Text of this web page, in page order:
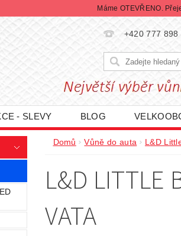
Máme OTEVŘENO.
+420 777 898
- SLEVY BLOG
PODMÍNKY OCHRANY OSOBNÍCH
Domů Vůně do auta L&D
L&D LITTLE
VATA